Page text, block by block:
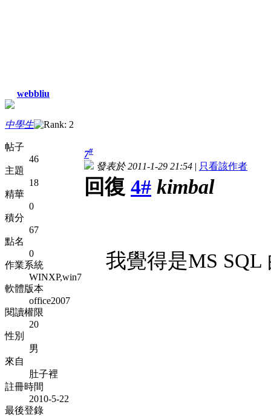
webbliu
中學生
帖子
46
主題
18
精華
0
積分
67
點名
0
作業系統
WINXP,win7
軟體版本
office2007
閱讀權限
20
性別
男
來自
肚子裡
註冊時間
2010-5-22
最後登錄
7#
發表於 2011-1-29 21:54 | 只看該作者
回復 4# kimbal
我覺得是MS SQL